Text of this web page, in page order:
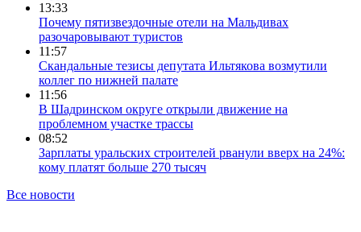
13:33
Почему пятизвездочные отели на Мальдивах
разочаровывают туристов
11:57
Скандальные тезисы депутата Ильтякова возмутили
коллег по нижней палате
11:56
В Шадринском округе открыли движение на
проблемном участке трассы
08:52
Зарплаты уральских строителей рванули вверх на 24%:
кому платят больше 270 тысяч
Все новости